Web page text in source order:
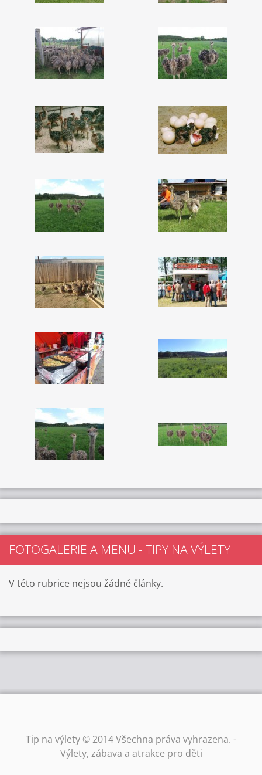
FOTOGALERIE A MENU - TIPY NA VÝLETY
V této rubrice nejsou žádné články.
Tip na výlety © 2014 Všechna práva vyhrazena. -
Výlety, zábava a atrakce pro děti